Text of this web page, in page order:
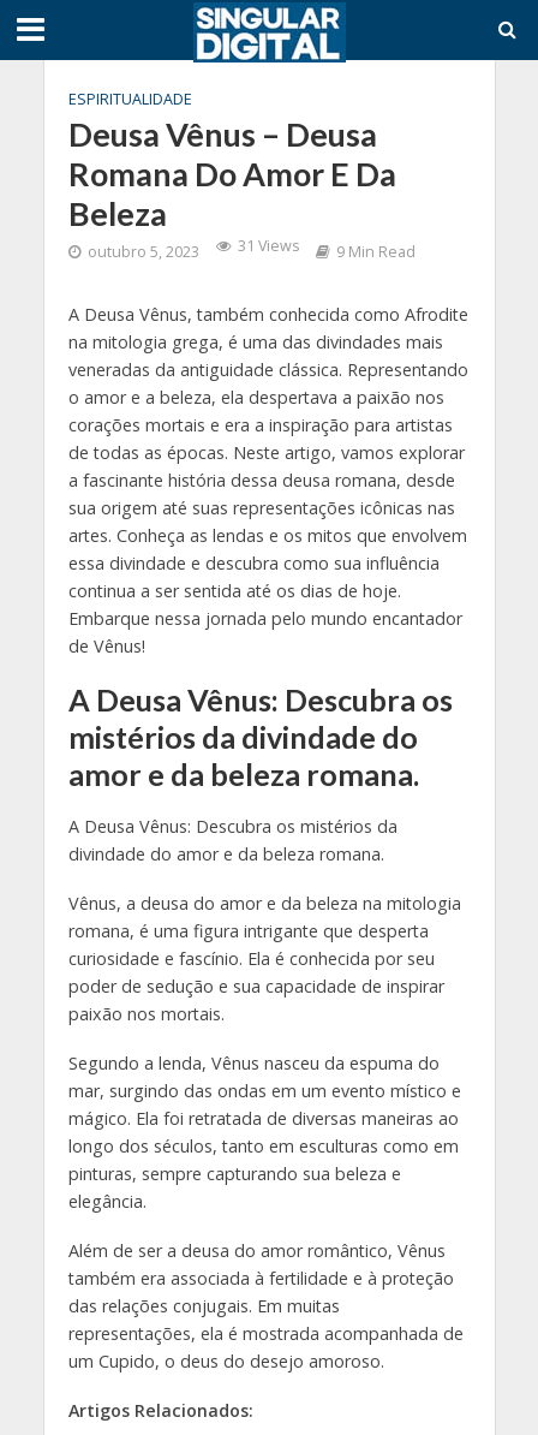
ESPIRITUALIDADE
Deusa Vênus – Deusa
Romana Do Amor E Da
Beleza
outubro 5, 2023 31 Views 9 Min Read
A Deusa Vênus, também conhecida como Afrodite
na mitologia grega, é uma das divindades mais
veneradas da antiguidade clássica. Representando
o amor e a beleza, ela despertava a paixão nos
corações mortais e era a inspiração para artistas
de todas as épocas. Neste artigo, vamos explorar
a fascinante história dessa deusa romana, desde
sua origem até suas representações icônicas nas
artes. Conheça as lendas e os mitos que envolvem
essa divindade e descubra como sua influência
continua a ser sentida até os dias de hoje.
Embarque nessa jornada pelo mundo encantador
de Vênus!
A Deusa Vênus: Descubra os
mistérios da divindade do
amor e da beleza romana.
A Deusa Vênus: Descubra os mistérios da
divindade do amor e da beleza romana.
Vênus, a deusa do amor e da beleza na mitologia
romana, é uma figura intrigante que desperta
curiosidade e fascínio. Ela é conhecida por seu
poder de sedução e sua capacidade de inspirar
paixão nos mortais.
Segundo a lenda, Vênus nasceu da espuma do
mar, surgindo das ondas em um evento místico e
mágico. Ela foi retratada de diversas maneiras ao
longo dos séculos, tanto em esculturas como em
pinturas, sempre capturando sua beleza e
elegância.
Além de ser a deusa do amor romântico, Vênus
também era associada à fertilidade e à proteção
das relações conjugais. Em muitas
representações, ela é mostrada acompanhada de
um Cupido, o deus do desejo amoroso.
Artigos Relacionados: